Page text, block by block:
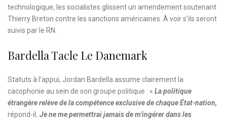
technologique, les socialistes glissent un amendement soutenant
Thierry Breton contre les sanctions américaines. À voir s’ils seront
suivis par le RN.
Bardella Tacle Le Danemark
Statuts à l’appui, Jordan Bardella assume clairement la
cacophonie au sein de son groupe politique : « La politique
étrangère relève de la compétence exclusive de chaque État-nation,
répond-il. Je ne me permettrai jamais de m’ingérer dans les